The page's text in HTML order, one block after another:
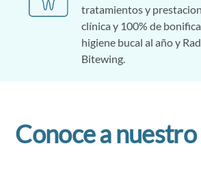
tratamientos y
clínica y 100% de
higiene bucal al año y
Bitewing.
Conoce a